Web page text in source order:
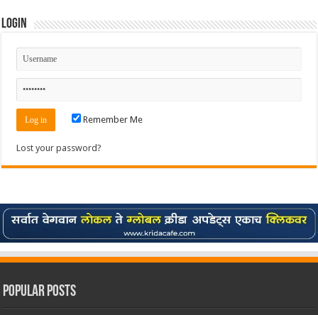
Login
Remember Me
Lost your password?
Popular Posts